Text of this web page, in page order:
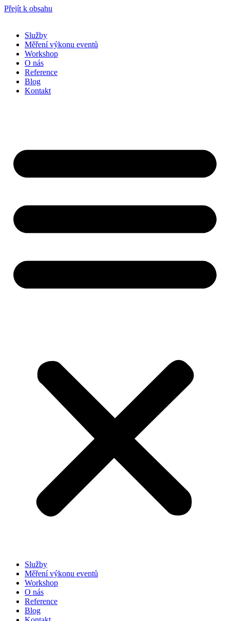
Přejít k obsahu
Služby
Měření výkonu eventů
Workshop
O nás
Reference
Blog
Kontakt
Služby
Měření výkonu eventů
Workshop
O nás
Reference
Blog